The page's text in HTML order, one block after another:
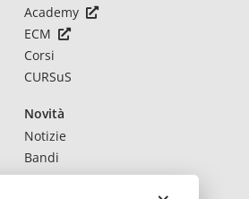
Academy
ECM
Corsi
CURSuS
Novità
Notizie
Bandi